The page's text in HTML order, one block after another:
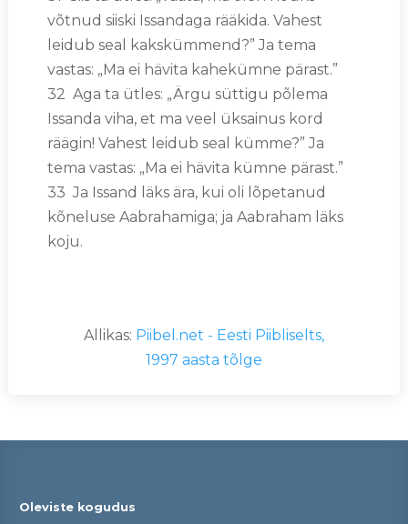
võtnud siiski Issandaga rääkida. Vahest
leidub seal kakskümmend?” Ja tema
vastas: „Ma ei hävita kahekümne pärast.”
32 Aga ta ütles: „Ärgu süttigu põlema
Issanda viha, et ma veel üksainus kord
räägin! Vahest leidub seal kümme?” Ja
tema vastas: „Ma ei hävita kümne pärast.”
33 Ja Issand läks ära, kui oli lõpetanud
kõneluse Aabrahamiga; ja Aabraham läks
koju.
Allikas: Piibel.net - Eesti Piibliselts,
1997 aasta tõlge
Oleviste kogudus